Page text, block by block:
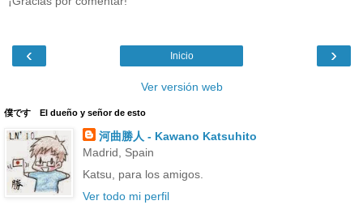
‹ ›
Inicio
Ver versión web
僕です El dueño y señor de esto
河曲勝人 - Kawano Katsuhito
Madrid, Spain
Katsu, para los amigos.
Ver todo mi perfil